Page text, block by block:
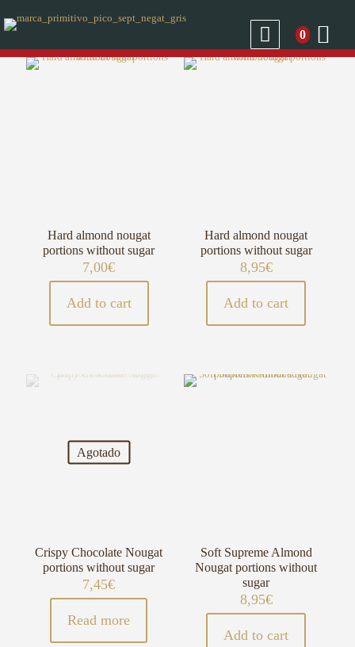
0
Hard almond nougat
portions without sugar
7,00€
Add to cart
Hard almond nougat
portions without sugar
8,95€
Add to cart
Agotado
Crispy Chocolate Nougat
portions without sugar
7,45€
Read more
Soft Supreme Almond
Nougat portions without
sugar
8,95€
Add to cart